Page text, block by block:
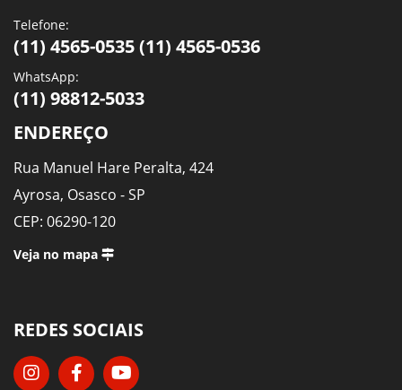
Telefone:
(11) 4565-0535 (11) 4565-0536
WhatsApp:
(11) 98812-5033
ENDEREÇO
Rua Manuel Hare Peralta, 424
Ayrosa, Osasco - SP
CEP: 06290-120
Veja no mapa
REDES SOCIAIS